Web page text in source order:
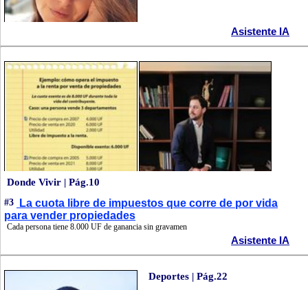
Asistente IA
Donde Vivir | Pág.10
#3
La cuota libre de impuestos que corre de por vida
para vender propiedades
Cada persona tiene 8.000 UF de ganancia sin gravamen
Asistente IA
Deportes | Pág.22